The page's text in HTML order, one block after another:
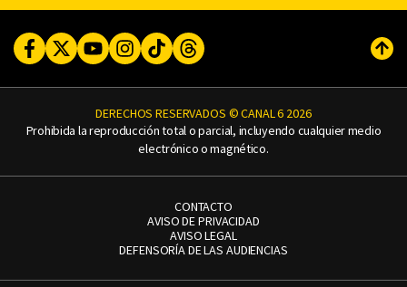
FacebookTwitterYoutubeInstagram
TikTokThreads
DERECHOS RESERVADOS © CANAL 6 2026
Prohibida la reproducción total o parcial, incluyendo cualquier medio
electrónico o magnético.
CONTACTO
AVISO DE PRIVACIDAD
AVISO LEGAL
DEFENSORÍA DE LAS AUDIENCIAS